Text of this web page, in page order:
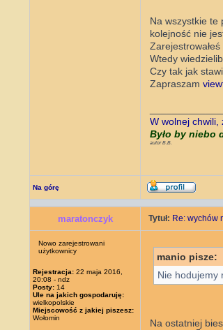
Na wszystkie te
kolejność nie
Wtedy
Czy tak jak
Zapraszam
W wolnej chwili,
Było by niebo
autor B.B.
Na górę
maratonczyk Tytuł: Re: wychów
Nowo zarejestrowani
użytkownicy
Rejestracja: 22 maja 2016,
20:08 - ndz
Posty: 14
Ule na jakich gospodaruję:
wielkopolskie
Miejscowość z jakiej piszesz:
Wołomin
manio pisze:
Nie hodujemy
Na ostatniej